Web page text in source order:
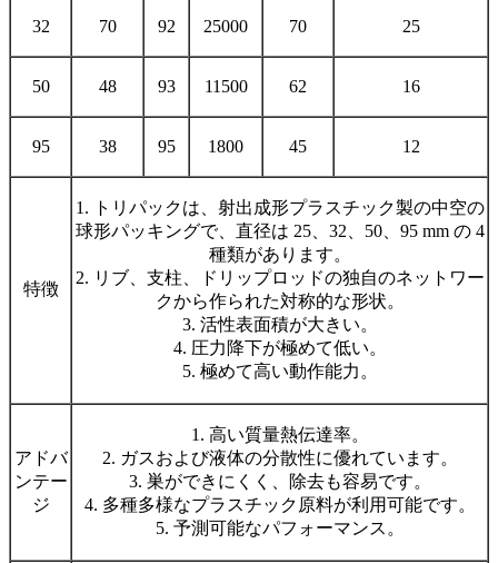
32 70 92 25000 70 25
50 48 93 11500 62 16
95 38 95 1800 45 12
特徴
1. トリパックは、射出成形プラスチック製の中空の
球形パッキングで、直径は 25、32、50、95 mm の 4
種類があります。
2. リブ、支柱、ドリップロッドの独自のネットワー
クから作られた対称的な形状。
3. 活性表面積が大きい。
4. 圧力降下が極めて低い。
5. 極めて高い動作能力。
アドバ
ンテー
ジ
1. 高い質量熱伝達率。
2. ガスおよび液体の分散性に優れています。
3. 巣ができにくく、除去も容易です。
4. 多種多様なプラスチック原料が利用可能です。
5. 予測可能なパフォーマンス。